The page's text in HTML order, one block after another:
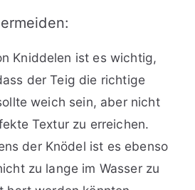
Kniddelen ist es wichtig,
der Teig die richtige
weich sein, aber nicht
Textur zu erreichen.
der Knödel ist es ebenso
zu lange im Wasser zu